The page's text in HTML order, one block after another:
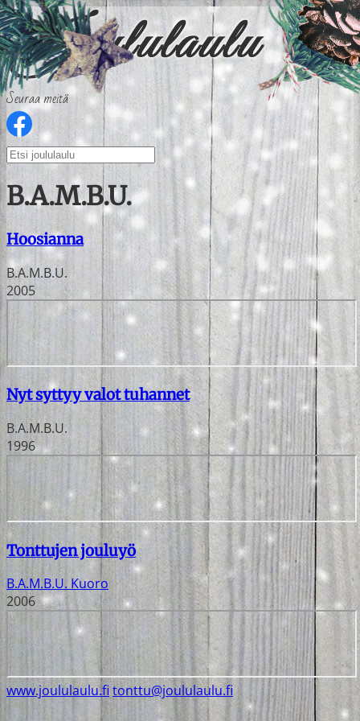
Seuraa meitä
B.A.M.B.U.
Hoosianna
B.A.M.B.U.
2005
Nyt syttyy valot tuhannet
B.A.M.B.U.
1996
Tonttujen jouluyö
B.A.M.B.U. Kuoro
2006
www.joululaulu.fitonttu@joululaulu.fi